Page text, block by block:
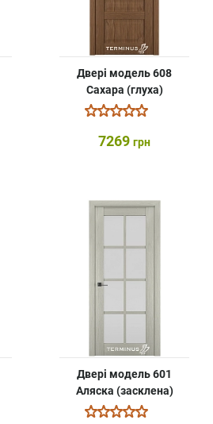
Двері модель 608
Сахара (глуха)
7269 грн
Двері модель 601
Аляска (засклена)